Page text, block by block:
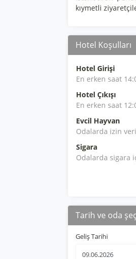
kıymetli
Hotel Koşulları
Hotel Girişi
En erken saat
Hotel Çıkışı
En erken saat
Evcil Hayvan
Odalarda izin
Sigara
Odalarda sigara
Tarih ve oda
Geliş Tarihi